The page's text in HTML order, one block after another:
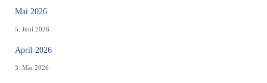
Mai 2026
5. Juni 2026
April 2026
3. Mai 2026